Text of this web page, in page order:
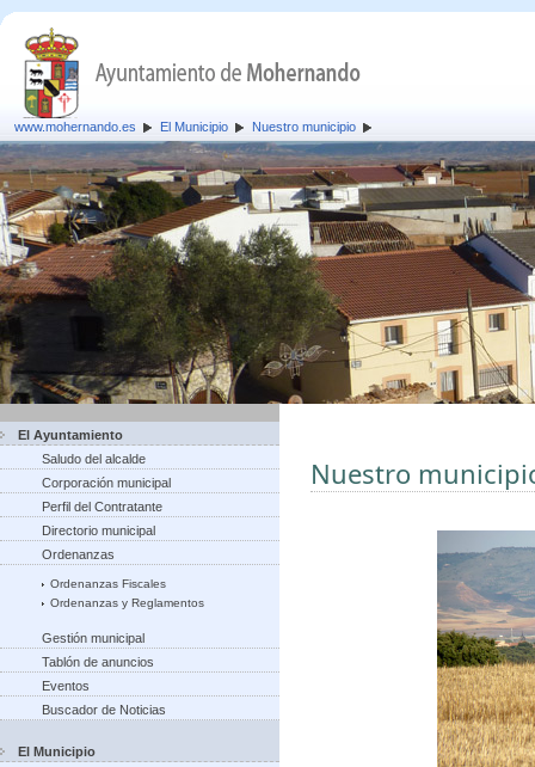
www.mohernando.es El Municipio Nuestro municipio
El Ayuntamiento
Saludo del alcalde
Corporación municipal
Perfil del Contratante
Directorio municipal
Ordenanzas
Ordenanzas Fiscales
Ordenanzas y Reglamentos
Gestión municipal
Tablón de anuncios
Eventos
Buscador de Noticias
El Municipio
Nuestro